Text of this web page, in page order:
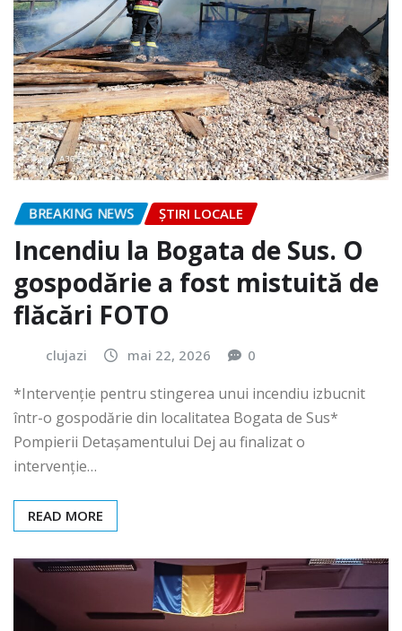
BREAKING NEWS ȘTIRI LOCALE
Incendiu la Bogata de Sus. O
gospodărie a fost mistuită de
flăcări FOTO
clujazi mai 22, 2026 0
*Intervenție pentru stingerea unui incendiu izbucnit
într-o gospodărie din localitatea Bogata de Sus*
Pompierii Detașamentului Dej au finalizat o
intervenție…
READ MORE